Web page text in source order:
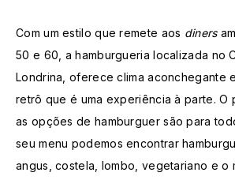
Com um estilo que remete aos diners
50 e 60, a hamburgueria localizada no
Londrina, oferece clima aconchegante
retrô que é uma experiência à parte. O
as opções de hamburguer são para
seu menu podemos encontrar
angus, costela, lombo, vegetariano e o